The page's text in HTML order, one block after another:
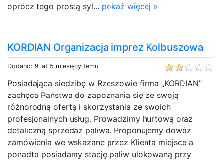
oprócz tego prostą syl... pokaż więcej »
KORDIAN Organizacja imprez Kolbuszowa
Dodano: 9 lat 5 miesięcy temu
Posiadająca siedzibę w Rzeszowie firma „KORDIAN”
zachęca Państwa do zapoznania się ze swoją
różnorodną ofertą i skorzystania ze swoich
profesjonalnych usług. Prowadzimy hurtową oraz
detaliczną sprzedaż paliwa. Proponujemy dowóz
zamówienia we wskazane przez Klienta miejsce a
ponadto posiadamy stację paliw ulokowaną przy